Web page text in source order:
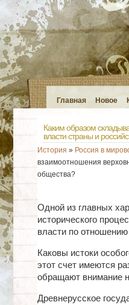
Главная Новое
Каким образом
власти страны и
История » Россия в
взаимоотношения
общества?
Одной из главных
исторического
власти по
Каковы истоки
этот счет имеются
обращают внимание
Древнерусское